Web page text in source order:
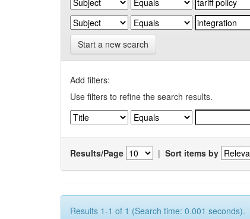
Start a new search
Add filters:
Use filters to refine the search results.
Results/Page | Sort items by
Results 1-1 of 1 (Search time: 0.001 seconds).